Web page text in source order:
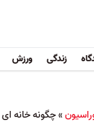
زندگی ورزش
»چگونه خانه